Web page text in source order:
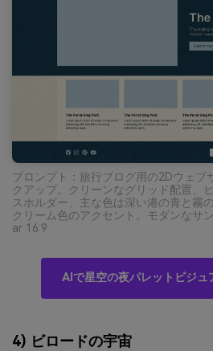
プロンプト：旅行ブログ用の2Dウェブ
クアップ。クリーンなグリッド配置、
スホルダー、主な色は深い港の青と霧
クリーム色のアクセント。モダンなサ
ar 16:9
AIで星空の夜パレットビジュ
4) ビロードの宇宙